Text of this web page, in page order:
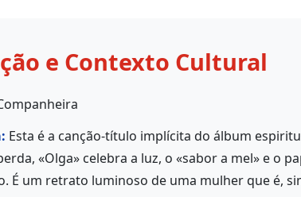
e Contexto Cultural
Esta é a canção-título implícita do álbum
«Olga» celebra a luz, o «sabor a mel» e o
É um retrato luminoso de uma mulher que é,